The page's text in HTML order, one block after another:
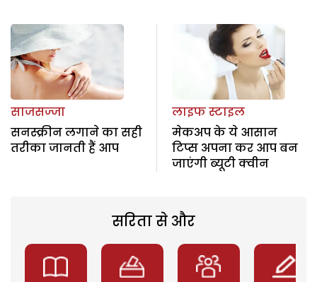
साजसज्जा
सनस्क्रीन लगाने का सही
तरीका जानती हैं आप
लाइफ स्टाइल
मेकअप के ये आसान
टिप्स अपना कर आप बन
जाएंगी ब्यूटी क्वीन
सरिता से और